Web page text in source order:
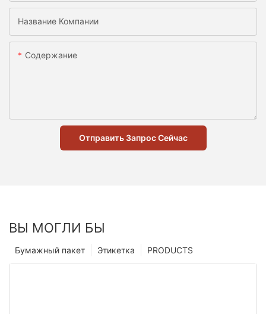
Название Компании
Содержание
Отправить Запрос Сейчас
ВЫ МОГЛИ БЫ
PRODUCTS
Этикетка
Бумажный пакет